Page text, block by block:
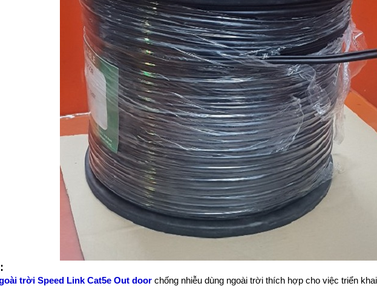
trời Speed ​​Link Cat5e Out doorchống nhiễu dùng ngoài trời thích hợp cho việc triển